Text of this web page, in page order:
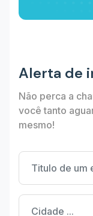
Alerta de
Não perca a
você tanto
mesmo!